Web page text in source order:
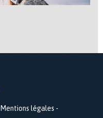
Mentions légales -